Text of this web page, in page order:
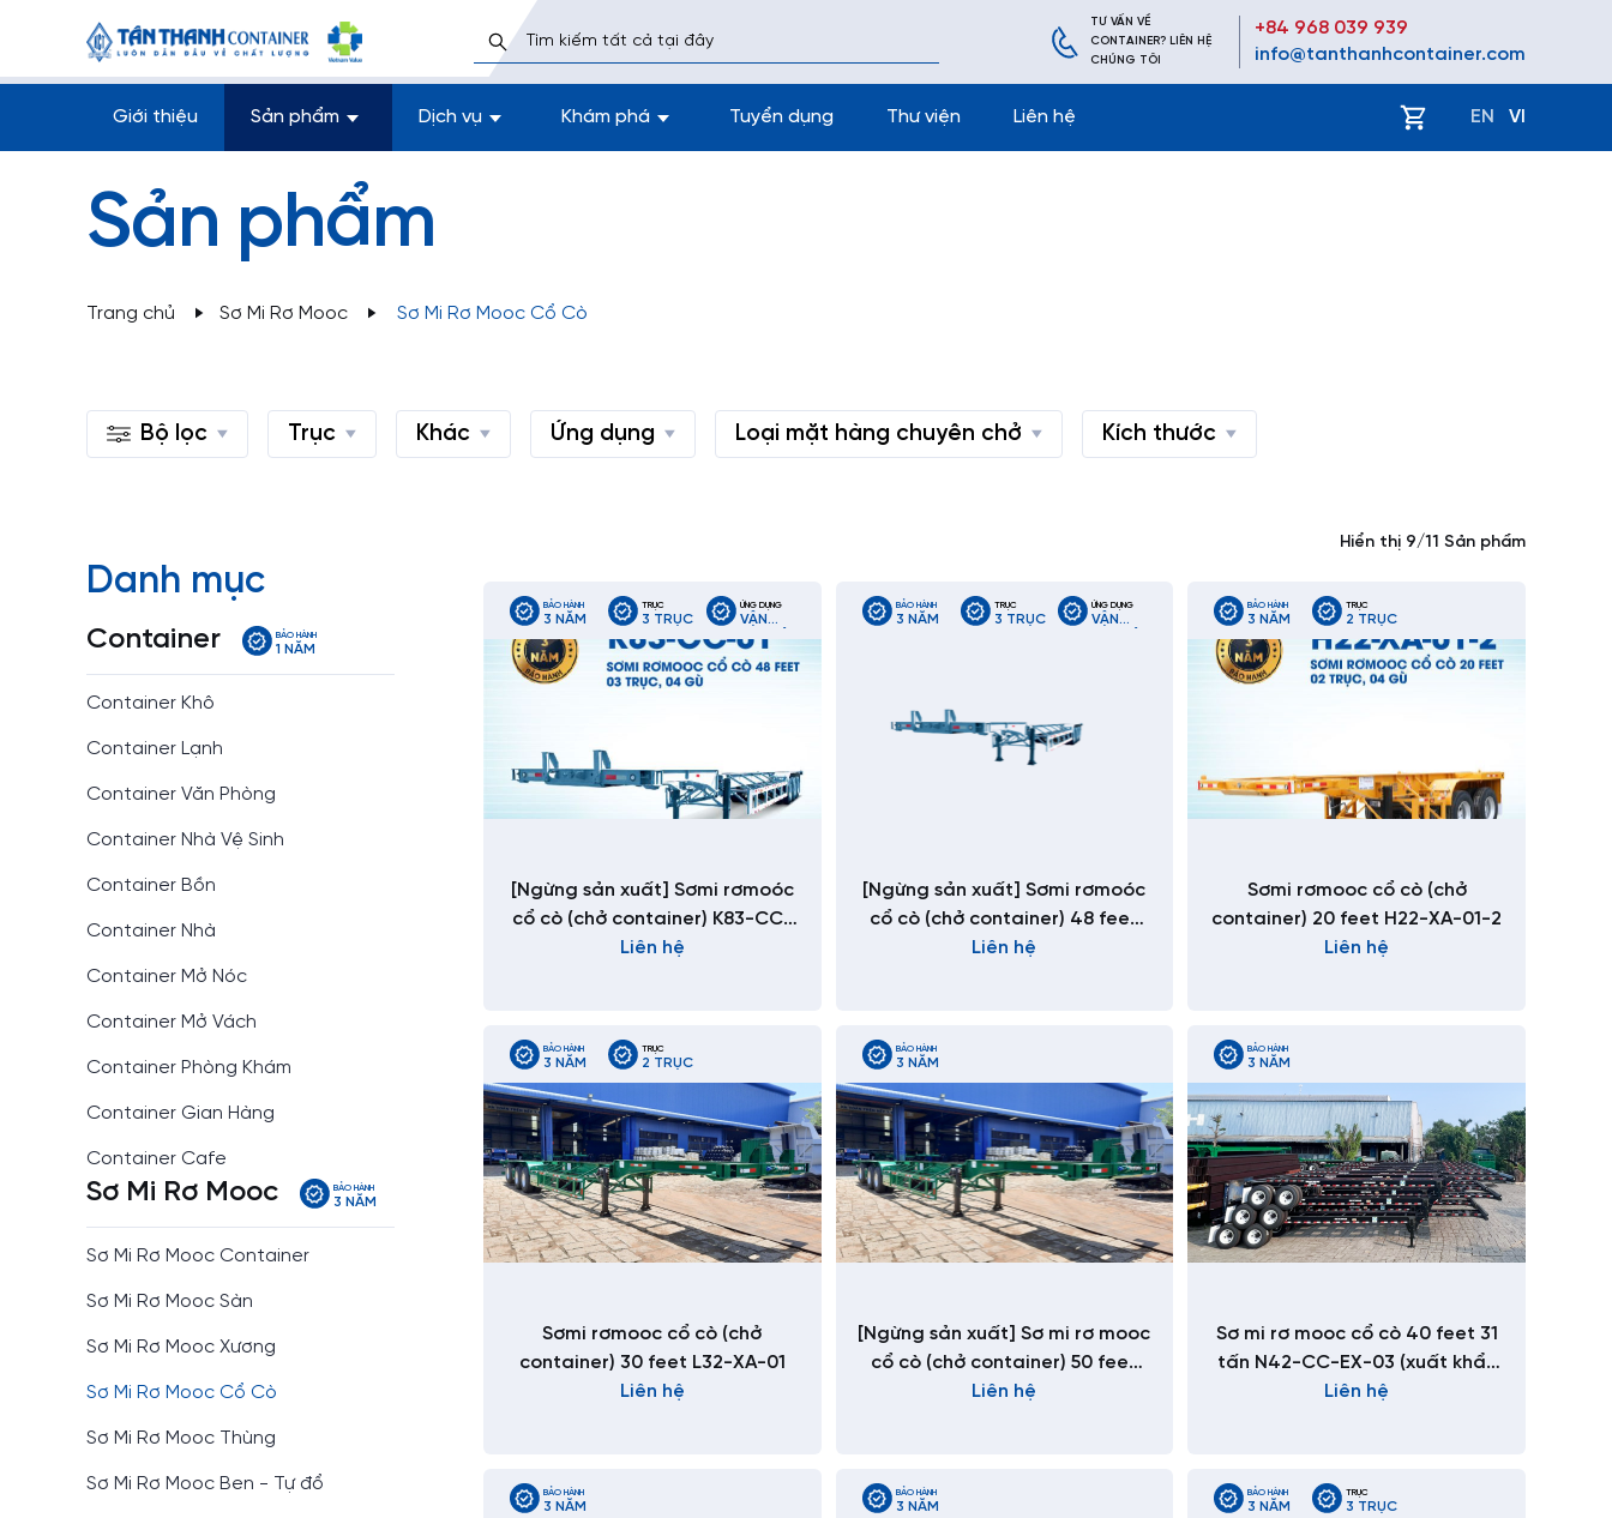
TƯ VẤN VỀ
CONTAINER? LIÊN HỆ
CHÚNG TÔI
+84 968 039 939
info@tanthanhcontainer.com
Giới thiệu Sản phẩm Dịch vụ Khám phá Tuyển dụng Thư viện Liên hệ EN VI
Sản phẩm
Trang chủ Sơ Mi Rơ Mooc Sơ Mi Rơ Mooc Cổ Cò
Bộ lọc Trục Khác Ứng dụng Loại mặt hàng chuyên chở Kích thước
Danh mục
Container BẢO HÀNH
1 NĂM
Container Khô
Container Lạnh
Container Văn Phòng
Container Nhà Vệ Sinh
Container Bồn
Container Nhà
Container Mở Nóc
Container Mở Vách
Container Phòng Khám
Container Gian Hàng
Container Cafe
Sơ Mi Rơ Mooc BẢO HÀNH
3 NĂM
Sơ Mi Rơ Mooc Container
Sơ Mi Rơ Mooc Sàn
Sơ Mi Rơ Mooc Xương
Sơ Mi Rơ Mooc Cổ Cò
Sơ Mi Rơ Mooc Thùng
Sơ Mi Rơ Mooc Ben - Tự đổ
Hiển thị 9/11 Sản phẩm
BẢO HÀNH
3 NĂM
TRỤC
3 TRỤC
ỨNG DỤNG
VẬN
CHUYỂN
CONTAINER
LẠNH
[Ngừng sản xuất] Sơmi rơmoóc
cổ cò (chở container) K83-CC-
01
Liên hệ
BẢO HÀNH
3 NĂM
TRỤC
3 TRỤC
ỨNG DỤNG
VẬN
[Ngừng sản xuất] Sơmi rơmoóc
cổ cò (chở container) 48 feet
K83-CC-01-1
Liên hệ
BẢO HÀNH
3 NĂM
TRỤC
2 TRỤC
Sơmi rơmooc cổ cò (chở
container) 20 feet H22-XA-01-2
Liên hệ
BẢO HÀNH
3 NĂM
TRỤC
2 TRỤC
Sơmi rơmooc cổ cò (chở
container) 30 feet L32-XA-01
Liên hệ
BẢO HÀNH
3 NĂM
[Ngừng sản xuất] Sơ mi rơ mooc
cổ cò (chở container) 50 feet
N503-CC-01-1
Liên hệ
BẢO HÀNH
3 NĂM
Sơ mi rơ mooc cổ cò 40 feet 31
tấn N42-CC-EX-03 (xuất khẩu
USA)
Liên hệ
BẢO HÀNH
3 NĂM
BẢO HÀNH
3 NĂM
BẢO HÀNH
3 NĂM
TRỤC
3 TRỤC